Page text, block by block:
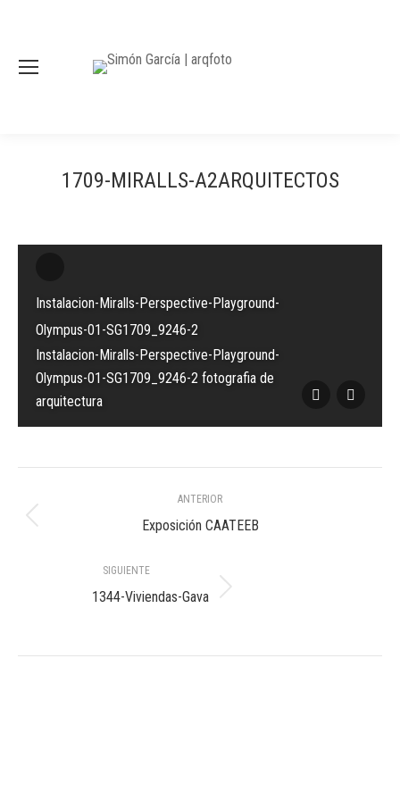
1709-MIRALLS-A2ARQUITECTOS
Instalacion-Miralls-Perspective-Playground-
Olympus-01-SG1709_9246-2
Instalacion-Miralls-Perspective-Playground-
Olympus-01-SG1709_9246-2 fotografia de
arquitectura
entre
álbumes
ANTERIOR
Álbum
Exposición CAATEEB
SIGUIENTE
Álbum
1344-Viviendas-Gava